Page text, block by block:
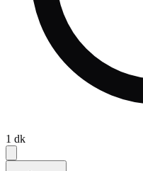
1 dk